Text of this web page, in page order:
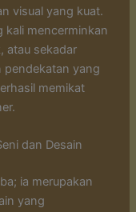
visual yang kuat.
kali mencerminkan
atau sekadar
pendekatan yang
memikat
dan Desain
ia merupakan
yang